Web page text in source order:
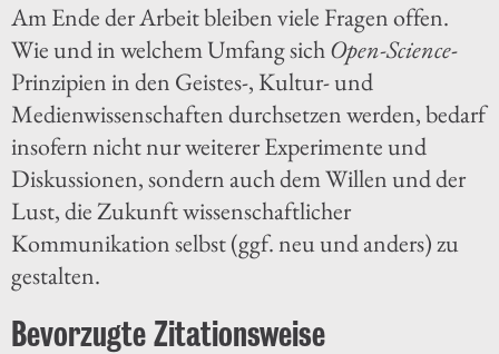
Am Ende der Arbeit bleiben viele Fragen offen.
Wie und in welchem Umfang sichOpen-Science-
Prinzipien in den Geistes-, Kultur- und
Medienwissenschaften durchsetzen werden, bedarf
insofern nicht nur weiterer Experimente und
Diskussionen, sondern auch dem Willen und der
Lust, die Zukunft wissenschaftlicher
Kommunikation selbst (ggf. neu und anders) zu
gestalten.
Bevorzugte Zitationsweise